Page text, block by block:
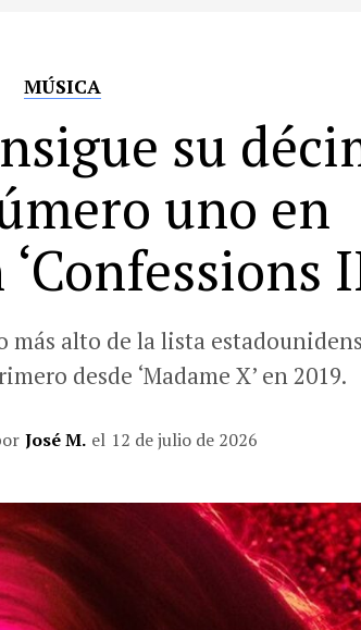
MÚSICA
su
uno en
más alto de la lista
desde ‘Madame X’ en 2019.
José M. el 12 de julio de 2026